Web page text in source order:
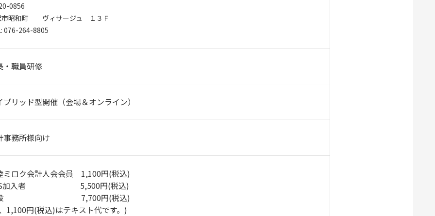
0856
市昭和町 ヴィサージュ １３Ｆ
076-264-8805
・職員研修
ブリッド型開催（会場＆オンライン）
事務所様向け
ミロク会計人会会員 1,100円(税込)
加入者 5,500円(税込)
般 7,700円(税込)
1,100円(税込)はテキスト代です。)